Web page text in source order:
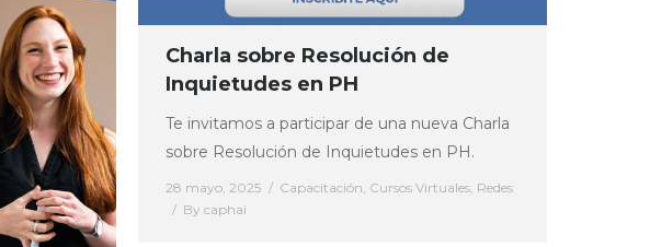
Charla sobre Resolución de
Inquietudes en PH
Te invitamos a participar de una nueva Charla
sobre Resolución de Inquietudes en PH.
28 mayo, 2025 Capacitación, Cursos Virtuales, Redes
By caphai